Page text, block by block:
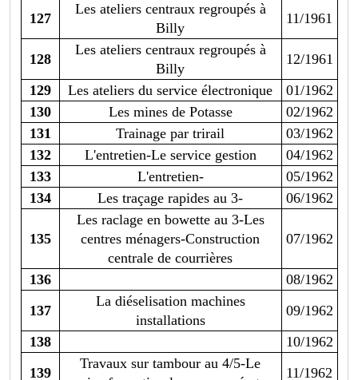
127
Les ateliers centraux regroupés à
Billy
11/1961
128
Les ateliers centraux regroupés à
Billy
12/1961
129
Les ateliers du service électronique
01/1962
130
Les mines de Potasse
02/1962
131
Trainage par trirail
03/1962
132
L'entretien-Le service gestion
04/1962
133
L'entretien-
05/1962
134
Les traçage rapides au 3- 06/1962
135
Les raclage en bowette au 3-Les
centres ménagers-Construction
centrale de courrières
07/1962
136
08/1962
137
La diéselisation machines
installations
09/1962
138
10/1962
139
Travaux sur tambour au 4/5-Le
11/1962